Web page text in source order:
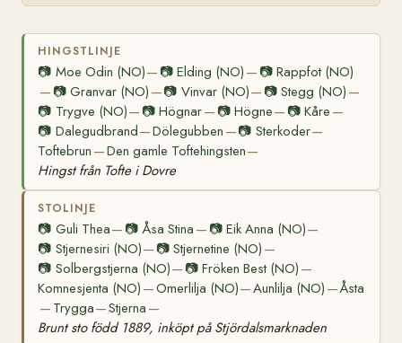
HINGSTLINJE
📷 Moe Odin (NO)— 📷Elding (NO) — 📷 Rappfot (NO)
— 📷Granvar (NO) —📷 Vinvar (NO)— 📷Stegg (NO) —
📷 Trygve (NO)— 📷Högnar— 📷 Högne— 📷 Kåre —
📷 Dalegudbrand—Dölegubben —📷 Sterkoder—
Toftebrun —Den gamle Toftehingsten—
Hingst från Tofte i Dovre
STOLINJE
📷 Guli Thea— 📷Åsa Stina — 📷 Eik Anna (NO)—
📷 Stjernesiri (NO)— 📷Stjernetine (NO) —
📷 Solbergstjerna (NO)— 📷Fröken Best (NO) —
Komnesjenta (NO) —Omerlilja (NO)—Aunlilja (NO) —Åsta
— Trygga—Stjerna —
Brunt sto född 1889, inköpt på Stjördalsmarknaden